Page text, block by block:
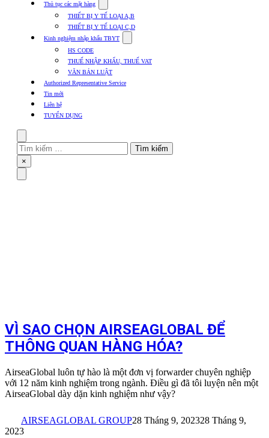
Thủ tục các mặt hàng
submenu
for
Thủ
tục
mặt
hàng
THIẾT BỊ Y TẾ LOẠI A,B
THIẾT BỊ Y TẾ LOẠI C,D
Kinh nghiệm nhập khẩu TBYT
submenu
Kinh
HS CODE
THUẾ NHẬP KHẨU, THUẾ VAT
VĂN BẢN LUẬT
Authorized Representative Service
Tin mới
Liên hệ
TUYỂN DỤNG
Tìm
kiếm
cho:
Close
×
VÌ SAO CHỌN AIRSEAGLOBAL ĐỂ
THÔNG QUAN HÀNG HÓA?
AirseaGlobal luôn tự hào là một đơn vị forwarder chuyên nghiệp
với 12 năm kinh nghiệm trong ngành. Điều gì đã tôi luyện nên một
AirseaGlobal dày dặn kinh nghiệm như vậy?
AIRSEAGLOBAL GROUP28 Tháng 9, 202328 Tháng 9,
2023